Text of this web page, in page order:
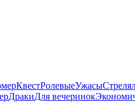
КвестРолевыеУжасы
ДракиДля вечеринок